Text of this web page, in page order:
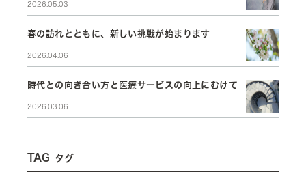
2026.05.03
春の訪れとともに、新しい挑戦が始まります
2026.04.06
時代との向き合い方と医療サービスの向上にむけて
2026.03.06
TAG タグ